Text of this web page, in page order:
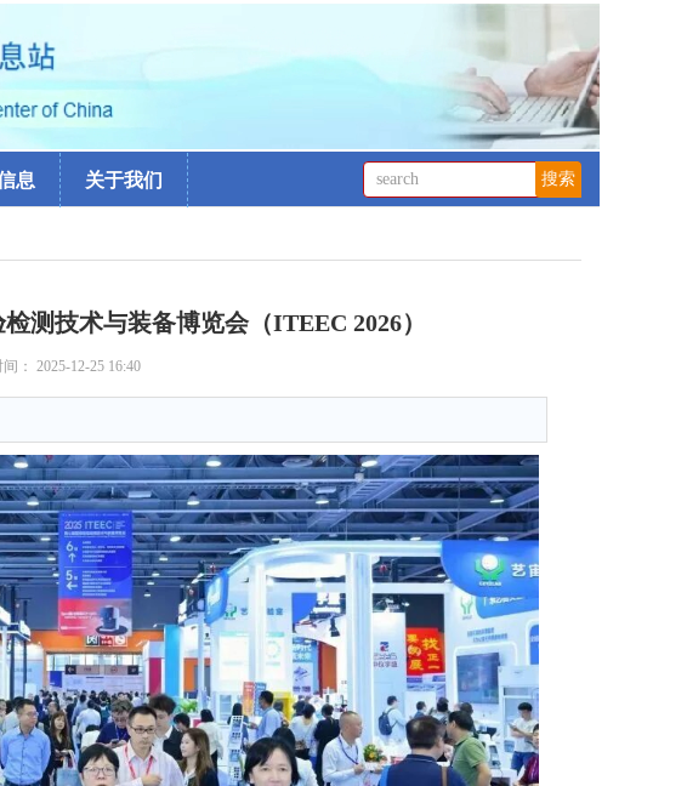
息 关于我们
测技术与装备博览会（ITEEC 2026）
： 2025-12-25 16:40